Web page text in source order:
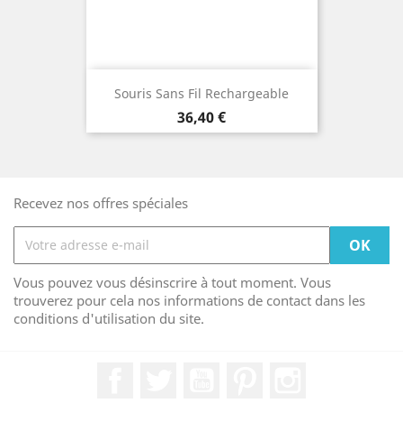
Souris Sans Fil Rechargeable
Prix
36,40 €
Recevez nos offres spéciales
Vous pouvez vous désinscrire à tout moment. Vous
trouverez pour cela nos informations de contact dans les
conditions d'utilisation du site.